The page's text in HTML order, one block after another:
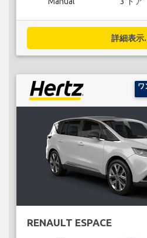
詳細表示
ワ
RENAULT ESPACE